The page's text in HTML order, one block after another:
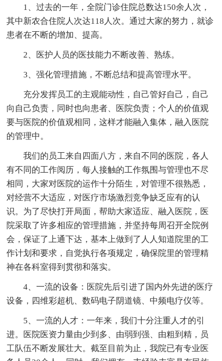
1、过去的一年，全院门诊住院总数达150余人次，
其中新农合住院人次达118人次。通过大家的努力，就诊
患者在不断的增加、提高。
2、医护人员的医技能力不断改善、熟练。
3、强化管理措施，不断总结和提高管理水平。
充分发挥员工的主观能动性，自己管好自己，自己
向自己负责，同时也向患者、医院负责；个人的价值观
要与医院的价值观相同，这样才能融入集体，融入医院
的管理中。
我们的员工来自四面八方，来自不同的医院，各人
有不同的工作阅历，每人接触的工作氛围与管理也不尽
相同，大家对医院的运作十分陌生，对管理不很熟悉，
对经营不大适应，对医疗市场激烈竞争缺乏应有的认
识。为了尽快打开局面，帮助大家适应、融入医院，医
院采取了许多相应的管理措施，并坚持每周召开全院例
会，保证了上通下达，基本上做到了人人知道院里的工
作计划和要求，自觉执行各项规定，确保院里的管理精
神在各科室得到贯彻和落实。
4、一流的设备：医院先后引进了国内外先进的医疗
设备，四维彩超机、数码电子阴道镜、中频电疗仪等。
5、一流的人才：一年来，我们十分注重人才的引
进。医院医资力量由少到多、由弱到强、由粗到精，员
工队伍不断发展壮大。截至目前为止，我院已有专业医